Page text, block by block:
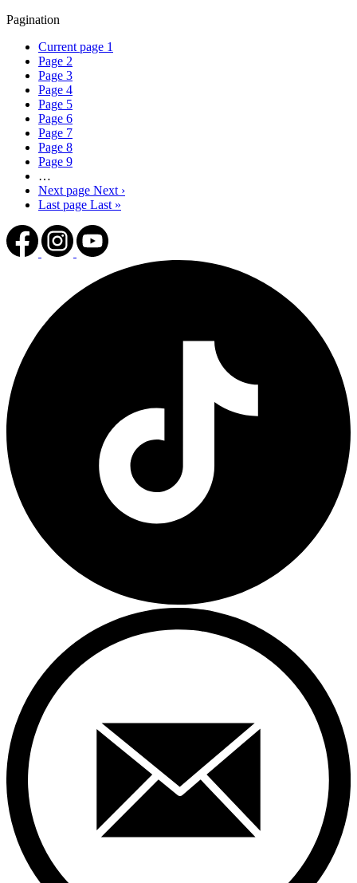
Pagination
Current page 1
Page 2
Page 3
Page 4
Page 5
Page 6
Page 7
Page 8
Page 9
…
Next page Next ›
Last page Last »